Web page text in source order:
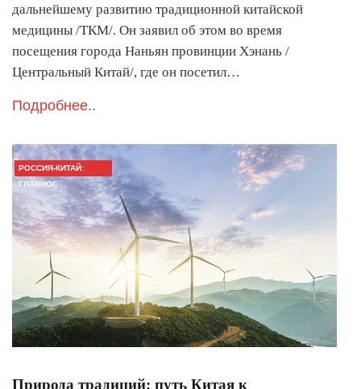
дальнейшему развитию традиционной китайской
медицины /ТКМ/. Он заявил об этом во время
посещения города Наньян провинции Хэнань /
Центральный Китай/, где он посетил…
Подробнее..
РОССИЯ-КИТАЙ:
ГЛАВНОЕ
Природа традиций: путь Китая к